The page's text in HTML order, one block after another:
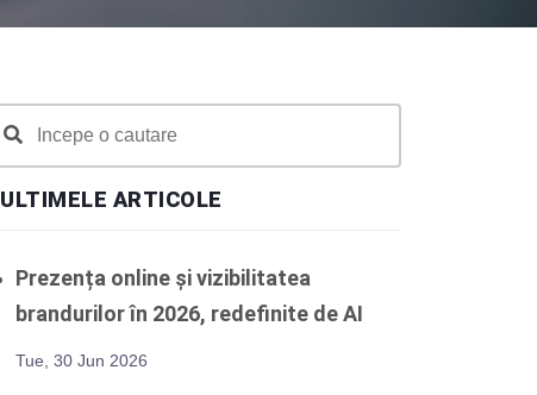
ULTIMELE ARTICOLE
Prezența online și vizibilitatea
brandurilor în 2026, redefinite de AI
Tue, 30 Jun 2026